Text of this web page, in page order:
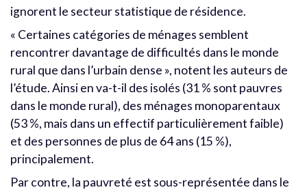
ignorent le secteur statistique de résidence.
« Certaines catégories de ménages semblent
rencontrer davantage de difficultés dans le monde
rural que dans l’urbain dense », notent les auteurs de
l’étude. Ainsi en va-t-il des isolés (31 % sont pauvres
dans le monde rural), des ménages monoparentaux
(53 %, mais dans un effectif particulièrement faible)
et des personnes de plus de 64 ans (15 %),
principalement.
Par contre, la pauvreté est sous-représentée dans le